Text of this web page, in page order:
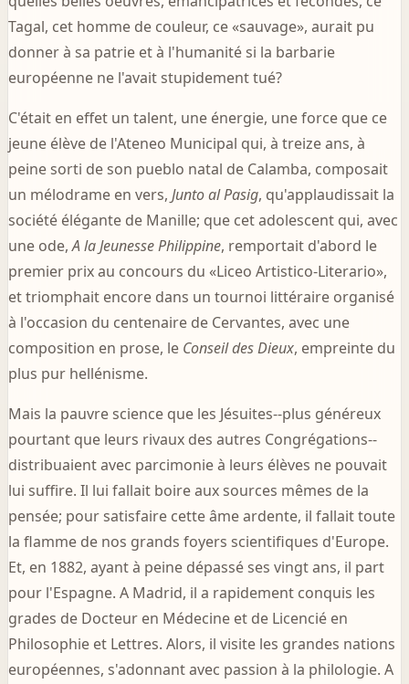
Tagal, cet homme de couleur, ce «sauvage», aurait pu
donner à sa patrie et à l'humanité si la barbarie
européenne ne l'avait stupidement tué?
C'était en effet un talent, une énergie, une force que ce
jeune élève de l'Ateneo Municipal qui, à treize ans, à
peine sorti de son pueblo natal de Calamba, composait
un mélodrame en vers, Junto al Pasig, qu'applaudissait la
société élégante de Manille; que cet adolescent qui, avec
une ode,A la Jeunesse Philippine, remportait d'abord le
premier prix au concours du «Liceo Artistico-Literario»,
et triomphait encore dans un tournoi littéraire organisé
à l'occasion du centenaire de Cervantes, avec une
composition en prose, le Conseil des Dieux, empreinte du
plus pur hellénisme.
Mais la pauvre science que les Jésuites--plus généreux
pourtant que leurs rivaux des autres Congrégations--
distribuaient avec parcimonie à leurs élèves ne pouvait
lui suffire. Il lui fallait boire aux sources mêmes de la
pensée; pour satisfaire cette âme ardente, il fallait toute
la flamme de nos grands foyers scientifiques d'Europe.
Et, en 1882, ayant à peine dépassé ses vingt ans, il part
pour l'Espagne. A Madrid, il a rapidement conquis les
grades de Docteur en Médecine et de Licencié en
Philosophie et Lettres. Alors, il visite les grandes nations
européennes, s'adonnant avec passion à la philologie. A